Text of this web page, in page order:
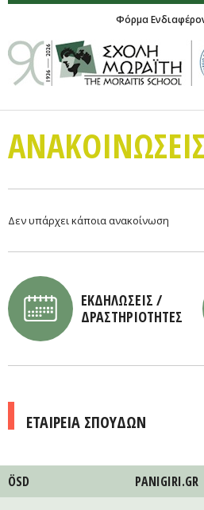
Φόρμα
ΑΝΑΚΟΙΝΩΣΕΙΣ
Δεν υπάρχει κάποια ανακοίνωση
ΕΚΔΗΛΩΣΕΙΣ /
ΔΡΑΣΤΗΡΙΟΤΗΤΕΣ
ΕΤΑΙΡΕΙΑ ΣΠΟΥΔΩΝ
ÖSD PANIGIRI.GR